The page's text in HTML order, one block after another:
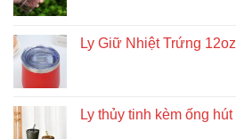
Ly Giữ Nhiệt Trứng 12oz
Ly thủy tinh kèm ống hút